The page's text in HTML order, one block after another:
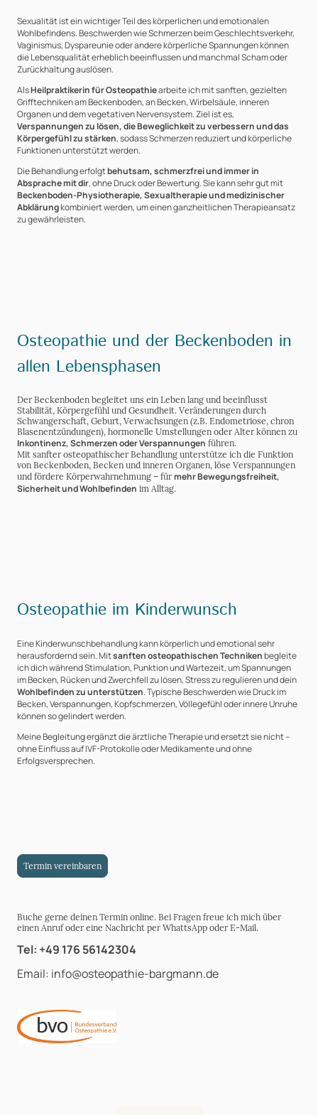
Sexualität ist ein wichtiger Teil des körperlichen und emotionalen
Wohlbefindens. Beschwerden wie Schmerzen beim Geschlechtsverkehr,
Vaginismus, Dyspareunie oder andere körperliche Spannungen können
die Lebensqualität erheblich beeinflussen und manchmal Scham oder
Zurückhaltung auslösen.
AlsHeilpraktikerin für Osteopathiearbeite ich mit sanften, gezielten
Grifftechniken am Beckenboden, an Becken, Wirbelsäule, inneren
Organen und dem vegetativen Nervensystem. Ziel ist es,
Verspannungen zu lösen, die Beweglichkeit zu verbessern und das
Körpergefühl zu stärken, sodass Schmerzen reduziert und körperliche
Funktionen unterstützt werden.
Die Behandlung erfolgtbehutsam, schmerzfrei und immer in
Absprache mit dir, ohne Druck oder Bewertung. Sie kann sehr gut mit
Beckenboden-Physiotherapie, Sexualtherapie und medizinischer
Abklärungkombiniert werden, um einen ganzheitlichen Therapieansatz
zu gewährleisten.
Osteopathie und der Beckenboden in
allen Lebensphasen
Der Beckenboden begleitet uns ein Leben lang und beeinflusst
Stabilität, Körpergefühl und Gesundheit. Veränderungen durch
Schwangerschaft, Geburt, Verwachsungen (z.B. Endometriose, chron
Blasenentzündungen), hormonelle Umstellungen oder Alter können zu
Inkontinenz, Schmerzen oder Verspannungen führen.
Mit sanfter osteopathischer Behandlung unterstütze ich die Funktion
von Beckenboden, Becken und inneren Organen, löse Verspannungen
und fördere Körperwahrnehmung – für mehr Bewegungsfreiheit,
Sicherheit und Wohlbefinden im Alltag.
Osteopathie im Kinderwunsch
Eine Kinderwunschbehandlung kann körperlich und emotional sehr
herausfordernd sein. Mitsanften osteopathischen Technikenbegleite
ich dich während Stimulation, Punktion und Wartezeit, um Spannungen
im Becken, Rücken und Zwerchfell zu lösen, Stress zu regulieren und dein
Wohlbefinden zu unterstützen. Typische Beschwerden wie Druck im
Becken, Verspannungen, Kopfschmerzen, Völlegefühl oder innere Unruhe
können so gelindert werden.
Meine Begleitung ergänzt die ärztliche Therapie und ersetzt sie nicht –
ohne Einfluss auf IVF-Protokolle oder Medikamente und ohne
Erfolgsversprechen.
Termin vereinbaren
Buche gerne deinen Termin online. Bei Fragen freue ich mich über
einen Anruf oder eine Nachricht per WhattsApp oder E-Mail.
Tel: +49 176 56142304
Email: info@osteopathie-bargmann.de